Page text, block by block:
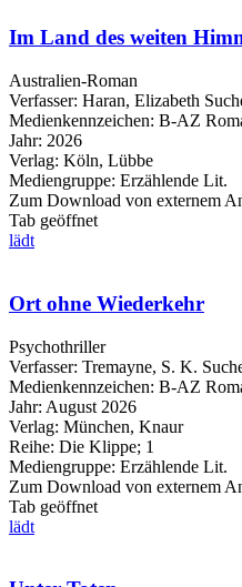
Im Land des weiten
Australien-Roman
Verfasser: Haran, Elizabeth
Medienkennzeichen: B-AZ
Jahr: 2026
Verlag: Köln, Lübbe
Mediengruppe: Erzählende Lit.
Zum Download von externem
Tab geöffnet
lädt
Ort ohne Wiederkehr
Psychothriller
Verfasser: Tremayne, S. K.
Medienkennzeichen: B-AZ
Jahr: August 2026
Verlag: München, Knaur
Reihe: Die Klippe; 1
Mediengruppe: Erzählende Lit.
Zum Download von externem
Tab geöffnet
lädt